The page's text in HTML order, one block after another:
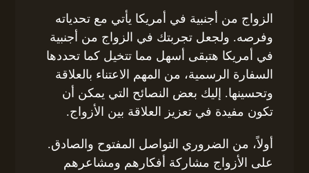
الزواج من أجنبية في أمريكا يأتي مع تحدياته
وفرصه. ولجعل تجربتك في الزواج من أجنبية
في أمريكا هتبقى أسهل مما تتخيل كما تحددها
السفارة الرسمية، من المهم الاعتناء بالعلاقة
وتحسينها. إليك بعض النصائح التي يمكن أن
تكون مفيدة في تعزيز العلاقة بين الأزواج.
أولاً، من الضروري التواصل المفتوح والصادق.
على الأزواج مشاركة أفكارهم ومشاعرهم